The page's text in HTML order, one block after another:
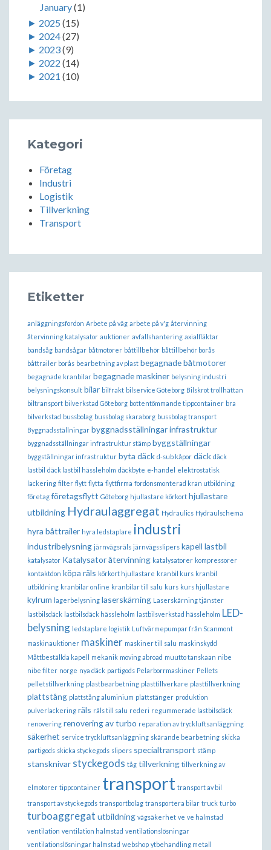
January(1)
► 2025 (15)
► 2024(27)
► 2023(9)
► 2022 (14)
► 2021 (10)
Kategori
Företag
Industri
Logistik
Tillverkning
Transport
Etiketter
anläggningsfordon Arbete på väg arbete på v'g återvinning
återvinning katalysator auktioner avfallshantering axialfläktar
bandsåg bandsågar båtmotorer båttillbehör båttillbehör borås
båttrailer borås bearbetning av plast begagnade båtmotorer
begagnade kranbilar begagnade maskiner belysning industri
belysningskonsult bilar bilfrakt bilservice Göteborg Bilskrot trollhättan
biltransport bilverkstad Göteborg bottentömmande tippcontainer bra
bilverkstad bussbolag bussbolag skaraborg bussbolag transport
Byggnadsställningar byggnadsställningar infrastruktur
byggnadsställningar infrastruktur stämp byggställningar
byggställningar infrastruktur byta däck d-sub kåpor däck däck
lastbil däck lastbil hässleholm däckbyte e-handel elektrostatisk
lackering filter flytt flytta flyttfirma fordonsmonterad kran utbildning
företag företagsflytt Göteborg hjullastare körkort hjullastare
utbildning Hydraulaggregat Hydraulics Hydraulschema
hyra båttrailer hyra ledstaplare industri
industribelysning järnvägsräls järnvägsslipers kapell lastbil
katalysator Katalysator återvinning katalysatorer kompressorer
kontaktdon köpa räls körkort hjullastare kranbil kurs kranbil
utbildning kranbilar online kranbilar till salu kurs kurs hjullastare
kylrum lagerbelysning laserskärning Laserskärning tjänster
lastbilsdäck lastbilsdäck hässleholm lastbilsverkstad hässleholm LED-
belysning ledstaplare logistik Luftvärmepumpar från Scanmont
maskinauktioner maskiner maskiner till salu maskinskydd
Måttbeställda kapell mekanik moving abroad muutto tanskaan nibe
nibe filter norge nya däck partigods Pelarborrmaskiner Pellets
pelletstillverkning plastbearbetning plasttillverkare plasttillverkning
plattstång plattstång aluminium plattstänger produktion
pulverlackering räls räls till salu rederi regummerade lastbilsdäck
renovering renovering av turbo reparation av tryckluftsanläggning
säkerhet service tryckluftsanläggning skärande bearbetning skicka
partigods skicka styckegods slipers specialtransport stämp
stansknivar styckegods tåg tillverkning tillverkning av
elmotorer tippcontainer transport transport av bil
transport av styckegods transportbolag transportera bilar truck turbo
turboaggregat utbildning vägsäkerhet ve ve halmstad
ventilation ventilation halmstad ventilationslösningar
ventilationslösningar halmstad webshop ytbehandling metall